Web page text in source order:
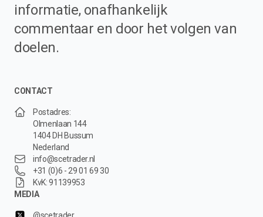
informatie, onafhankelijk
commentaar en door het volgen van
doelen.
CONTACT
Postadres:
Olmenlaan 144
1404 DH Bussum
Nederland
info@scetrader.nl
+31 (0)6 - 29 01 69 30
KvK: 91139953
MEDIA